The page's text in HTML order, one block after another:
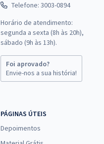
Telefone: 3003-0894
Horário de atendimento:
segunda a sexta (8h às 20h),
sábado (9h às 13h).
Foi aprovado?
Envie-nos a sua história!
PÁGINAS ÚTEIS
Depoimentos